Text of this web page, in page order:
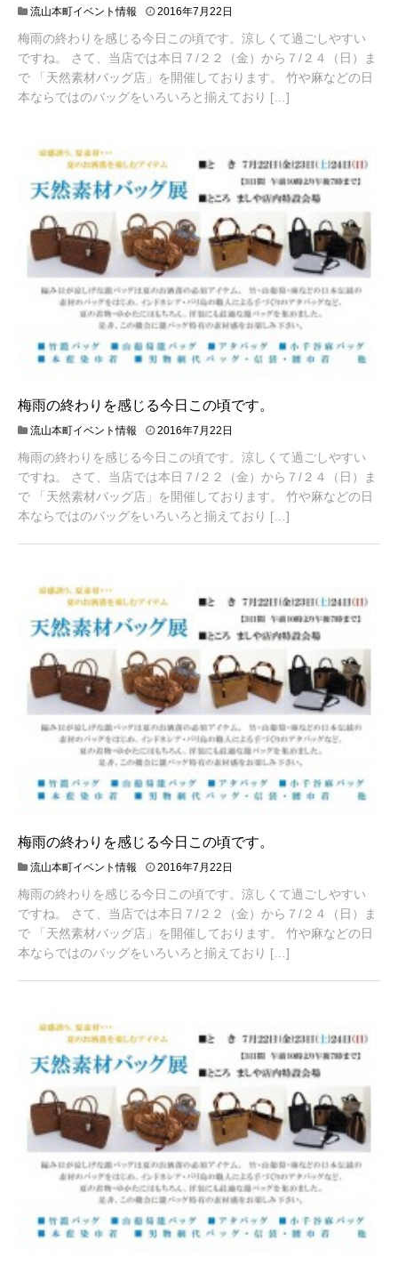
流山本町イベント情報 2016年7月22日
梅雨の終わりを感じる今日この頃です。涼しくて過ごしやすい
ですね。 さて、当店では本日７/２２（金）から７/２４（日）ま
で 「天然素材バッグ店」を開催しております。 竹や麻などの日
本ならではのバッグをいろいろと揃えており […]
梅雨の終わりを感じる今日この頃です。
流山本町イベント情報 2016年7月22日
梅雨の終わりを感じる今日この頃です。涼しくて過ごしやすい
ですね。 さて、当店では本日７/２２（金）から７/２４（日）ま
で 「天然素材バッグ店」を開催しております。 竹や麻などの日
本ならではのバッグをいろいろと揃えており […]
梅雨の終わりを感じる今日この頃です。
流山本町イベント情報 2016年7月22日
梅雨の終わりを感じる今日この頃です。涼しくて過ごしやすい
ですね。 さて、当店では本日７/２２（金）から７/２４（日）ま
で 「天然素材バッグ店」を開催しております。 竹や麻などの日
本ならではのバッグをいろいろと揃えており […]